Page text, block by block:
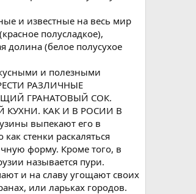
и известные на весь мир
полусладкое),
долина (белое полусухое
и полезными
РАЗЛИЧНЫЕ
ГРАНАТОВЫЙ СОК.
КАК И В РОСИИ В
выпекают его в
стенки раскаляться
форму. Кроме того, в
называется пури.
и на славу угощают своих
или ларьках городов.